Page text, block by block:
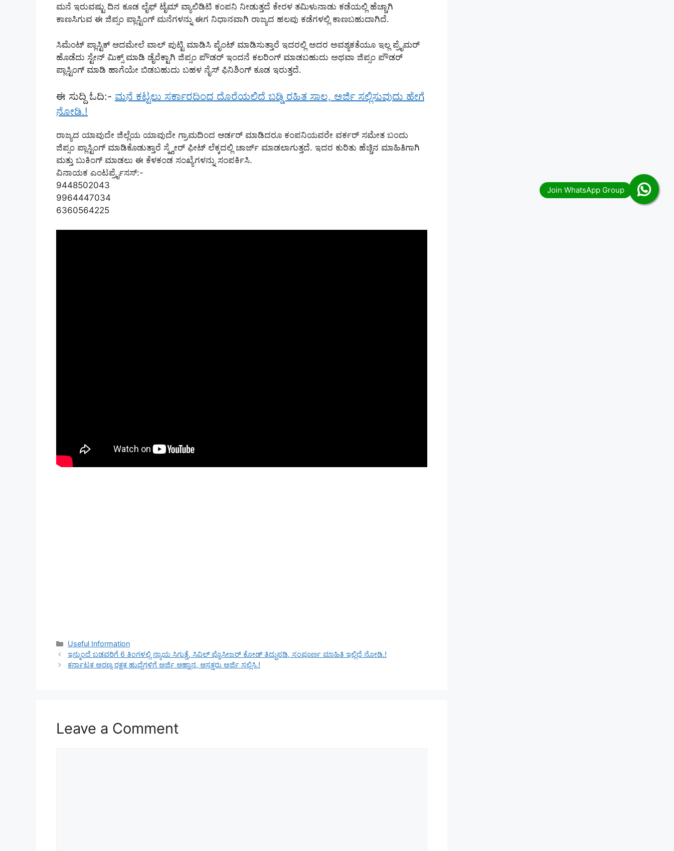
ಮನೆ ಇರುವಷ್ಟು ದಿನ ಕೂಡ ಲೈಫ್ ಟೈಮ್ ವ್ಯಾಲಿಡಿಟಿ ಕಂಪನಿ ನೀಡುತ್ತದೆ ಕೇರಳ ತಮಿಳುನಾಡು ಕಡೆಯಲ್ಲಿ ಹೆಚ್ಚಾಗಿ
ಕಾಣಸಿಗುವ ಈ ಜಿಪ್ಸಂ ಪ್ಲಾಸ್ಟಿಂಗ್ ಮನೆಗಳನ್ನು ಈಗ ನಿಧಾನವಾಗಿ ರಾಜ್ಯದ ಹಲವು ಕಡೆಗಳಲ್ಲಿ ಕಾಣಬಹುದಾಗಿದೆ.
ಸಿಮೆಂಟ್ ಪ್ಲಾಸ್ಟಿಕ್ ಆದಮೇಲೆ ವಾಲ್ ಪುಟ್ಟಿ ಮಾಡಿಸಿ ಪೈಂಟ್ ಮಾಡಿಸುತ್ತಾರೆ ಇದರಲ್ಲಿ ಅದರ ಅವಶ್ಯಕತೆಯೂ ಇಲ್ಲ ಪ್ರೈಮರ್
ಹೊಡೆದು ಸ್ಟೇನ್ ಮಿಕ್ಸ್ ಮಾಡಿ ಡೈರೆಕ್ಟಾಗಿ ಜಿಪ್ಸಂ ಪೌಡರ್ ಇಂದನೆ ಕಲರಿಂಗ್ ಮಾಡಬಹುದು ಅಥವಾ ಜಿಪ್ಸಂ ಪೌಡರ್
ಪ್ಲಾಸ್ಟಿಂಗ್ ಮಾಡಿ ಹಾಗೆಯೇ ಬಿಡಬಹುದು ಬಹಳ ನೈಸ್ ಫಿನಿಶಿಂಗ್ ಕೂಡ ಇರುತ್ತದೆ.
ಈ ಸುದ್ದಿ ಓದಿ:- ಮನೆ ಕಟ್ಟಲು ಸರ್ಕಾರದಿಂದ ದೊರೆಯಲಿದೆ ಬಡ್ಡಿ ರಹಿತ ಸಾಲ, ಅರ್ಜಿ ಸಲ್ಲಿಸುವುದು ಹೇಗೆ
ನೋಡಿ.!
ರಾಜ್ಯದ ಯಾವುದೇ ಜಿಲ್ಲೆಯ ಯಾವುದೇ ಗ್ರಾಮದಿಂದ ಆರ್ಡರ್ ಮಾಡಿದರೂ ಕಂಪನಿಯವರೇ ವರ್ಕರ್ ಸಮೇತ ಬಂದು
ಜಿಪ್ಸಂ ಪ್ಲಾಸ್ಟಿಂಗ್ ಮಾಡಿಕೊಡುತ್ತಾರೆ ಸ್ಕ್ವೇರ್ ಫೀಟ್ ಲೆಕ್ಕದಲ್ಲಿ ಚಾರ್ಜ್ ಮಾಡಲಾಗುತ್ತದೆ. ಇದರ ಕುರಿತು ಹೆಚ್ಚಿನ ಮಾಹಿತಿಗಾಗಿ
ಮತ್ತು ಬುಕಿಂಗ್ ಮಾಡಲು ಈ ಕೆಳಕಂಡ ಸಂಖ್ಯೆಗಳನ್ನು ಸಂಪರ್ಕಿಸಿ.
ವಿನಾಯಕ ಎಂಟರ್ಪ್ರೈಸಸ್:-
9448502043
9964447034
6360564225
Categories
Useful Information
ಇನ್ಮುಂದೆ ಬಡವರಿಗೆ 6 ತಿಂಗಳಲ್ಲಿ ನ್ಯಾಯ ಸಿಗುತ್ತೆ, ಸಿವಿಲ್ ಪ್ರೊಸೀಜರ್ ಕೋಡ್ ತಿದ್ದುಪಡಿ, ಸಂಪೂರ್ಣ ಮಾಹಿತಿ ಇಲ್ಲಿದೆ ನೋಡಿ.!
ಕರ್ನಾಟಕ ಅರಣ್ಯ ರಕ್ಷಕ ಹುದ್ದೆಗಳಿಗೆ ಅರ್ಜಿ ಆಹ್ವಾನ, ಆಸಕ್ತರು ಅರ್ಜಿ ಸಲ್ಲಿಸಿ.!
Leave a Comment